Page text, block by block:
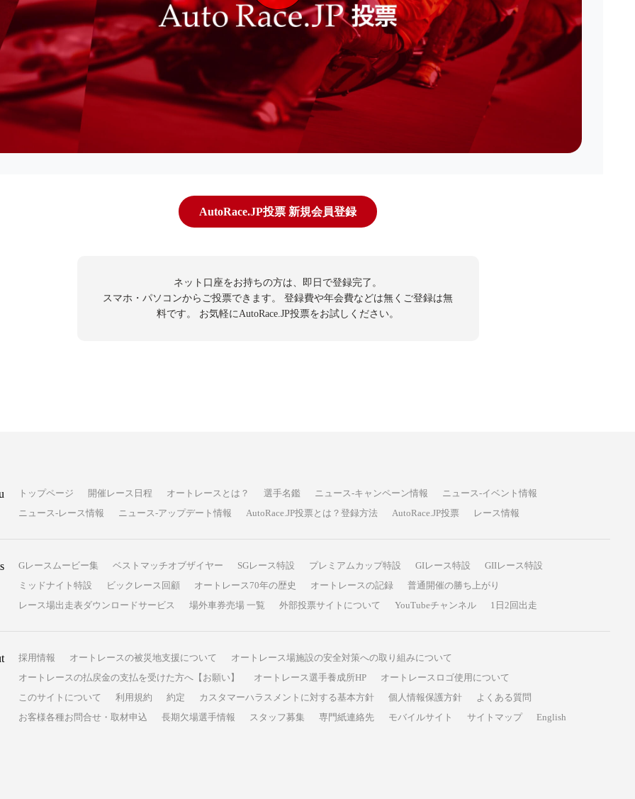
AutoRace.JP投票 新規会員登録
ネット口座をお持ちの方は、即日で登録完了。
スマホ・パソコンからご投票できます。
登録費や年会費などは無くご登録は無
料です。
お気軽にAutoRace.JP投票をお試しください。
トップページ 開催レース日程 オートレースとは？ 選手名鑑 ニュース-キャンペーン情報
ニュース-イベント情報
ニュース-レース情報
ニュース-アップデート情報 AutoRace.JP投票とは？登録方法 AutoRace.JP投票 レース情報
Gレースムービー集 ベストマッチオブザイヤー SGレース特設 プレミアムカップ特設 GIレース特設
GIIレース特設
ミッドナイト特設
ビックレース回顧 オートレース70年の歴史 オートレースの記録
普通開催の勝ち上がり
レース場出走表ダウンロードサービス
場外車券売場 一覧 外部投票サイトについて YouTubeチャンネル 1日2回出走
採用情報 オートレースの被災地支援について
オートレース場施設の安全対策への取り組みについて
オートレースの払戻金の支払を受けた方へ【お願い】
オートレース選手養成所HP
オートレースロゴ使用について
このサイトについて
利用規約 約定 カスタマーハラスメントに対する基本方針 個人情報保護方針
よくある質問
お客様各種お問合せ・取材申込
長期欠場選手情報 スタッフ募集 専門紙連絡先 モバイルサイト サイトマップ English